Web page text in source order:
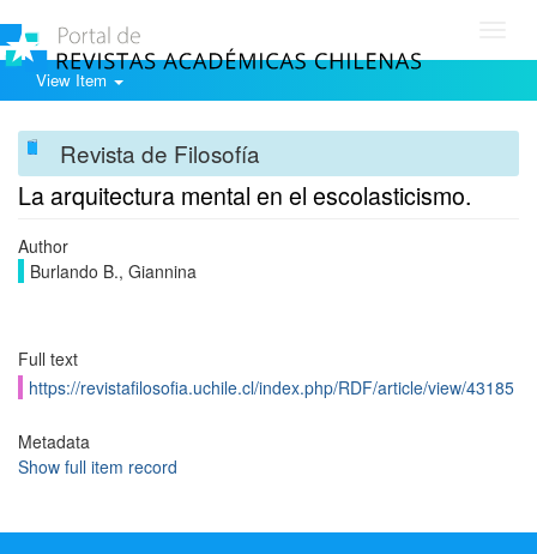
View Item
Revista de Filosofía
La arquitectura mental en el escolasticismo.
Author
Burlando B., Giannina
Full text
https://revistafilosofia.uchile.cl/index.php/RDF/article/view/43185
Metadata
Show full item record